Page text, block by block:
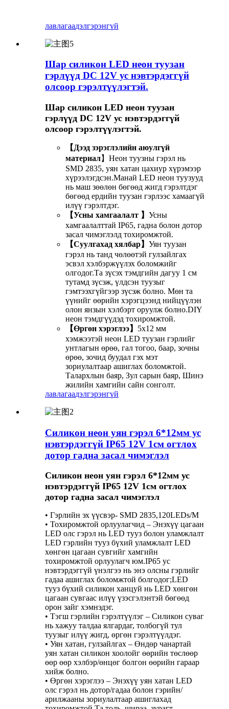
лавлагаадэлгэрэнгүй
Шар силикон LED неон туузан
гэрлүүд DC 12V ус нэвтэрдэггүй
олсоор гэрэлтүүлэгтэй.
Шар силикон LED неон туузан
гэрлүүд DC 12V ус нэвтэрдэггүй
олсоор гэрэлтүүлэгтэй.
【Дээд зэрэглэлийн аюулгүй
материал】Неон туузны гэрэл нь
SMD 2835, уян хатан цахиур хүрэмээр
хүрээлэгдсэн.Манай LED неон туузууд
нь маш зөөлөн бөгөөд жигд гэрэлтдэг
бөгөөд ердийн туузан гэрлээс хамаагүй
илүү гэрэлтдэг.
【Усны хамгаалалт 】 Усны
хамгаалалттай IP65, гадна болон дотор
засал чимэглэлд тохиромжтой.
【Суулгахад хялбар】 Уян туузан
гэрэл нь танд чөлөөтэй гулзайлгах
эсвэл хэлбэржүүлэх боломжийг
олгодог.Та зүсэх тэмдгийн дагуу 1 см
тутамд зүсэж, үлдсэн туузыг
гэмтээхгүйгээр зүсэж болно. Мөн та
үүнийг өөрийн хэрэгцээнд нийцүүлэн
олон янзын хэлбэрт оруулж болно.DIY
неон тэмдгүүдэд тохиромжтой.
【Өргөн хэрэглээ】 5х12 мм
хэмжээтэй неон LED туузан гэрлийг
унтлагын өрөө, гал тогоо, баар, зочны
өрөө, зочид буудал гэх мэт
зориулалтаар ашиглах боломжтой.
Талархлын баяр, Зул сарын баяр, Шинэ
жилийн хамгийн сайн сонголт.
лавлагаадэлгэрэнгүй
Силикон неон уян гэрэл 6*12мм ус
нэвтэрдэггүй IP65 12V 1см огтлох
дотор гадна засал чимэглэл
Силикон неон уян гэрэл 6*12мм ус
нэвтэрдэггүй IP65 12V 1см огтлох
дотор гадна засал чимэглэл
• Гэрлийн эх үүсвэр- SMD 2835,120LEDs/M
• Тохиромжтой орлуулагчид – Энэхүү цагаан
LED олс гэрэл нь LED тууз болон уламжлалт
LED гэрлийн тууз бүхий уламжлалт LED
хөнгөн цагаан сувгийг хамгийн
тохиромжтой орлуулагч юм.IP65 ус
нэвтэрдэггүй үнэлгээ нь энэ олсны гэрлийг
гадаа ашиглах боломжтой болгодог;LED
тууз бүхий силикон ханцуй нь LED хөнгөн
цагаан сувгаас илүү үзэсгэлэнтэй бөгөөд
орон зайг хэмнэдэг.
• Тэгш гэрлийн гэрэлтүүлэг – Силикон суваг
нь хажуу талдаа ялгардаг, толбогүй тул
туузыг илүү жигд, өргөн гэрэлтүүлдэг.
• Уян хатан, гулзайлгах – Өндөр чанартай
уян хатан силикон хоолойг өөрийн төслөөр
өөр өөр хэлбэр/өнцөг болгон өөрийн гараар
хийж болно.
• Өргөн хэрэглээ – Энэхүү уян хатан LED
олс гэрэл нь дотор/гадаа болон гэрийн/
арилжааны зориулалтаар ашиглахад